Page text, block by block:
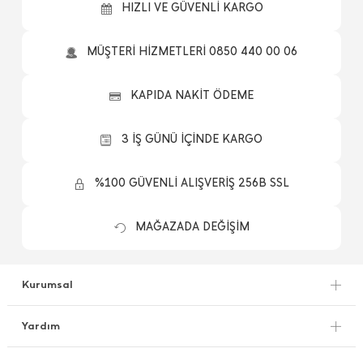
HIZLI VE GÜVENLİ KARGO
MÜŞTERİ HİZMETLERİ 0850 440 00 06
KAPIDA NAKİT ÖDEME
3 İŞ GÜNÜ İÇİNDE KARGO
%100 GÜVENLİ ALIŞVERİŞ 256B SSL
MAĞAZADA DEĞİŞİM
Kurumsal
Yardım